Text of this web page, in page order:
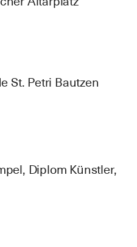
St. Petri Bautzen
Diplom Künstler,